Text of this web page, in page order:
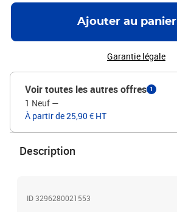
Ajouter au panier
Garantie légale
Voir toutes les autres offres 1
1 Neuf —
À partir de 25,90 € HT
Description
ID 3296280021553